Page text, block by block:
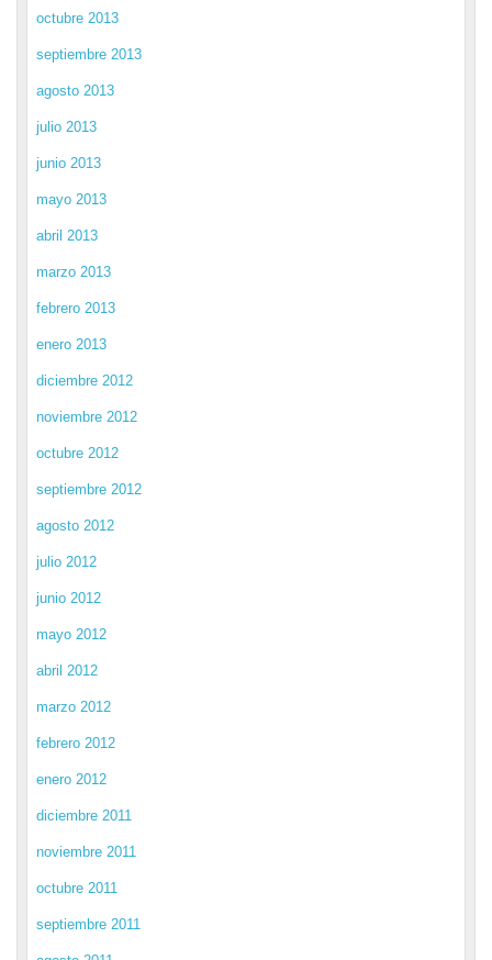
octubre 2013
septiembre 2013
agosto 2013
julio 2013
junio 2013
mayo 2013
abril 2013
marzo 2013
febrero 2013
enero 2013
diciembre 2012
noviembre 2012
octubre 2012
septiembre 2012
agosto 2012
julio 2012
junio 2012
mayo 2012
abril 2012
marzo 2012
febrero 2012
enero 2012
diciembre 2011
noviembre 2011
octubre 2011
septiembre 2011